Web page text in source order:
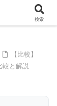
に』
【比較】
較と解説
検索